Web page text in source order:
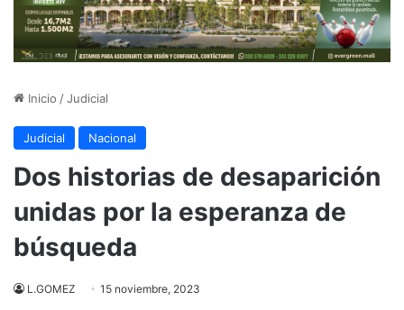
Inicio /Judicial
Judicial Nacional
Dos historias de desaparición
unidas por la esperanza de
búsqueda
L.GOMEZ 15 noviembre, 2023